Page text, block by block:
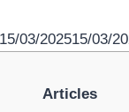
15/03/202515/03/
Articles